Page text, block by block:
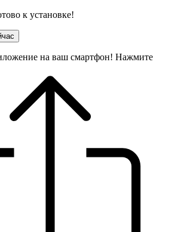
к установке!
на ваш смартфон! Нажмите